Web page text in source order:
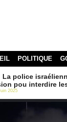
POLITIQUE
La police
pou interdire
2025